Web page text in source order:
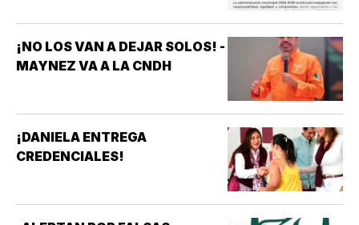
¡NO LOS VAN A DEJAR SOLOS! -
MAYNEZ VA A LA CNDH
¡DANIELA ENTREGA
CREDENCIALES!